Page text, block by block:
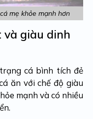
mẹ khỏe mạnh hơn
và giàu dinh
cá bình tích đẻ
ăn với chế độ giàu
mạnh và có nhiều